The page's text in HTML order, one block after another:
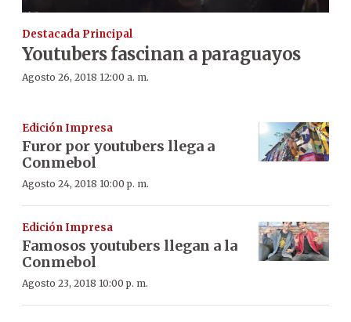
Destacada Principal
Youtubers fascinan a paraguayos
Agosto 26, 2018 12:00 a. m.
Edición Impresa
Furor por youtubers llega a
Conmebol
Agosto 24, 2018 10:00 p. m.
Edición Impresa
Famosos youtubers llegan a la
Conmebol
Agosto 23, 2018 10:00 p. m.